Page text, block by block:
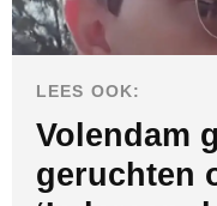
LEES OOK:
Volendam
geruchten